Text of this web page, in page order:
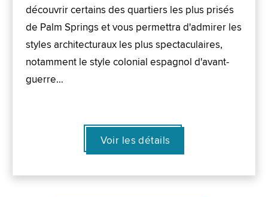
découvrir certains des quartiers les plus prisés
de Palm Springs et vous permettra d'admirer les
styles architecturaux les plus spectaculaires,
notamment le style colonial espagnol d'avant-
guerre…
Voir les détails